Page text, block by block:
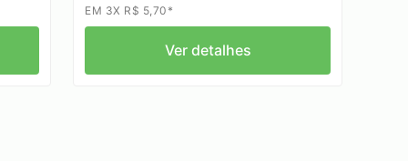
EM 3X R$ 5,70*
Ver detalhes